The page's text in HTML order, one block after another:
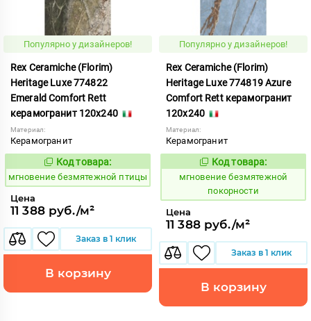
Популярно у дизайнеров!
Rex Ceramiche (Florim)
Heritage Luxe 774822
Emerald Comfort Rett
керамогранит 120x240
Материал:
Керамогранит
938073
Код товара:
мгновение безмятежной птицы
Цена
11 388 руб./м²
Заказ в 1 клик
В корзину
Популярно у дизайнеров!
Rex Ceramiche (Florim)
Heritage Luxe 774819 Azure
Comfort Rett керамогранит
120x240
Материал:
Керамогранит
938072
Код товара:
мгновение безмятежной
покорности
Цена
11 388 руб./м²
Заказ в 1 клик
В корзину